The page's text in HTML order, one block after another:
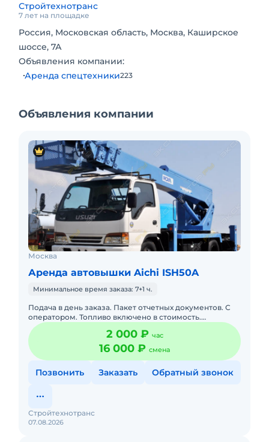
Стройтехнотранс
7 лет на площадке
Россия, Московская область, Москва, Каширское
шоссе, 7А
Объявления компании:
Аренда спецтехники223
Объявления компании
Москва
Аренда автовышки Aichi ISH50A
Минимальное время заказа: 7+1 ч.
Подача в день заказа. Пакет отчетных документов. С
оператором. Топливо включено в стоимость.
Долгосрочная аренда. Краткосрочная аренда. Техника
с малой наработк
2 000 ₽ час
16 000 ₽ смена
Позвонить Заказать Обратный звонок
07.08.2026
Стройтехнотранс